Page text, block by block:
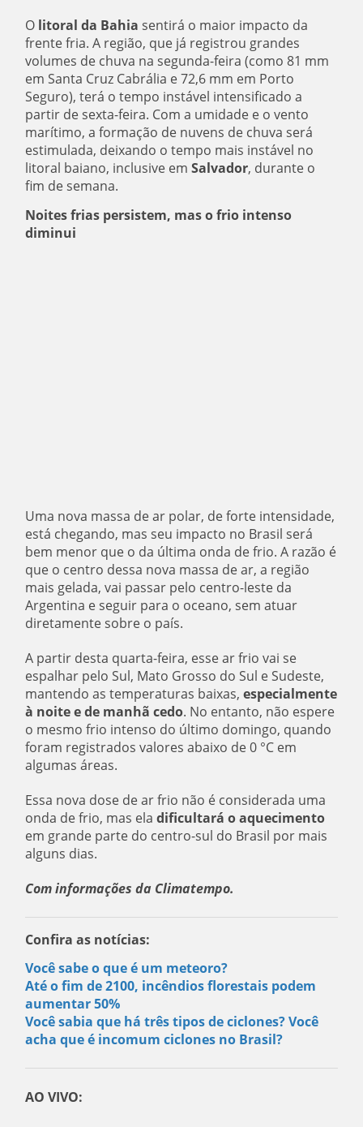
O litoral da Bahia sentirá o maior impacto da
frente fria. A região, que já registrou grandes
volumes de chuva na segunda-feira (como 81 mm
em Santa Cruz Cabrália e 72,6 mm em Porto
Seguro), terá o tempo instável intensificado a
partir de sexta-feira. Com a umidade e o vento
marítimo, a formação de nuvens de chuva será
estimulada, deixando o tempo mais instável no
litoral baiano, inclusive emSalvador, durante o
fim de semana.
Noites frias persistem, mas o frio intenso
diminui
Uma nova massa de ar polar, de forte intensidade,
está chegando, mas seu impacto no Brasil será
bem menor que o da última onda de frio. A razão é
que o centro dessa nova massa de ar, a região
mais gelada, vai passar pelo centro-leste da
Argentina e seguir para o oceano, sem atuar
diretamente sobre o país.
A partir desta quarta-feira, esse ar frio vai se
espalhar pelo Sul, Mato Grosso do Sul e Sudeste,
mantendo as temperaturas baixas,especialmente
à noite e de manhã cedo. No entanto, não espere
o mesmo frio intenso do último domingo, quando
foram registrados valores abaixo de 0 °C em
algumas áreas.
Essa nova dose de ar frio não é considerada uma
onda de frio, mas eladificultará o aquecimento
em grande parte do centro-sul do Brasil por mais
alguns dias.
Com informações da Climatempo.
Confira as notícias:
Você sabe o que é um meteoro?
Até o fim de 2100, incêndios florestais podem
aumentar 50%
Você sabia que há três tipos de ciclones? Você
acha que é incomum ciclones no Brasil?
AO VIVO: